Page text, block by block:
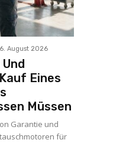
6. August 2026
Eines
Müssen
Garantie und
für